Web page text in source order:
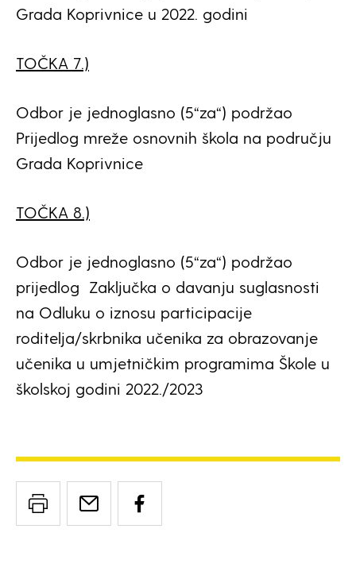
Grada Koprivnice u 2022. godini
TOČKA 7.)
Odbor je jednoglasno (5“za“) podržao
Prijedlog mreže osnovnih škola na području
Grada Koprivnice
TOČKA 8.)
Odbor je jednoglasno (5“za“) podržao
prijedlog Zaključka o davanju suglasnosti
na Odluku o iznosu participacije
roditelja/skrbnika učenika za obrazovanje
učenika u umjetničkim programima Škole u
školskoj godini 2022./2023